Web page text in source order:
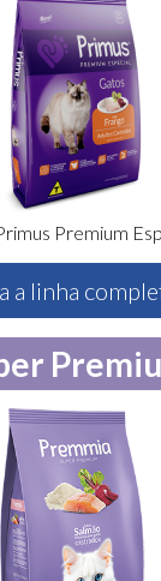
Premium
a linha